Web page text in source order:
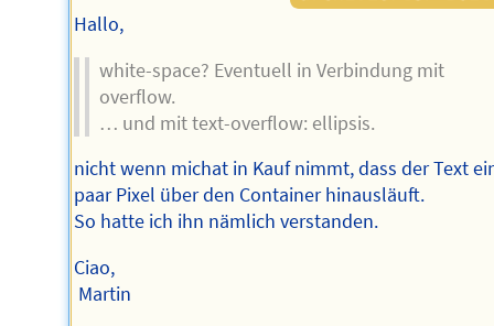
Hallo,
white-space? Eventuell in Verbindung mit
overflow.
… und mit text-overflow: ellipsis.
nicht wenn michat in Kauf nimmt, dass der Text
paar Pixel über den Container hinausläuft.
So hatte ich ihn nämlich verstanden.
Ciao,
Martin